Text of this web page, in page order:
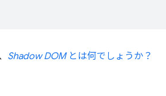
Shadow DOMとは何でしょうか？